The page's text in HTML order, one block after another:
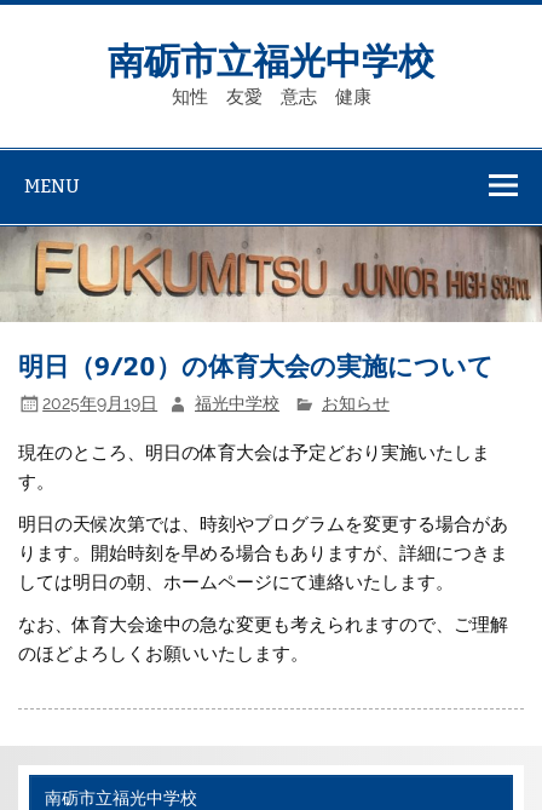
Skip
南砺市立福光中学校
知性 友愛 意志 健康
MENU
明日（9/20）の体育大会の実施について
2025年9月19日 福光中学校 お知らせ
現在のところ、明日の体育大会は予定どおり実施いたしま
す。
明日の天候次第では、時刻やプログラムを変更する場合があ
ります。開始時刻を早める場合もありますが、詳細につきま
しては明日の朝、ホームページにて連絡いたします。
なお、体育大会途中の急な変更も考えられますので、ご理解
のほどよろしくお願いいたします。
南砺市立福光中学校